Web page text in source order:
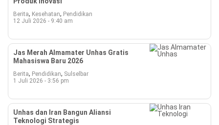
Berita, Kesehatan, Pendidikan
12 Juli 2026 - 9:40 am
Jas Merah Almamater Unhas Gratis
Mahasiswa Baru 2026
Berita, Pendidikan, Sulselbar
1 Juli 2026 - 3:56 pm
Unhas dan Iran Bangun Aliansi
Teknologi Strategis